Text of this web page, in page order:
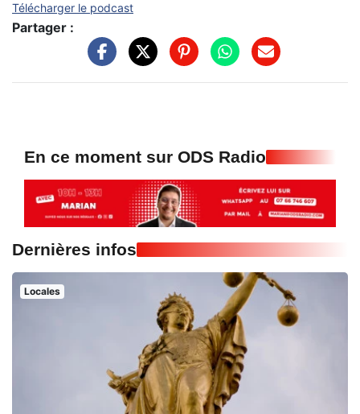
Télécharger le podcast
Partager :
En ce moment sur ODS Radio
Dernières infos
Locales